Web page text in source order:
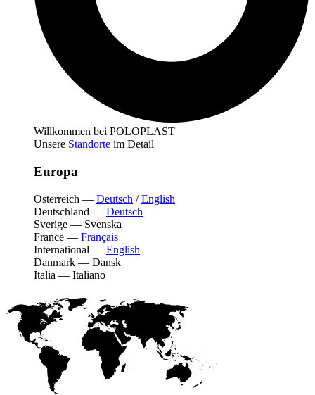
Willkommen bei POLOPLAST
Unsere Standorte im Detail
Europa
Österreich — Deutsch /English
Deutschland — Deutsch
Sverige — Svenska
France — Français
International — English
Danmark — Dansk
Italia — Italiano